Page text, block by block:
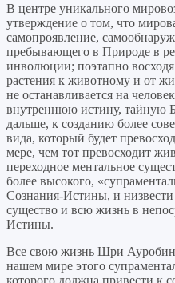
В центре уникального
утверждение о том, что
самопроявление,
пребывающего в Природе в
инволюции; поэтапно
растения к животному и от
не останавливается на
внутреннюю истину, тайную
дальше, к созданию более
вида, который будет
мере, чем тот превосходит
переходное ментальное
более высокого,
Сознания-Истины, и низвести
существо и всю жизнь в
Истины.
Все свою жизнь Шри
нашем мире этого
которого должна привести к